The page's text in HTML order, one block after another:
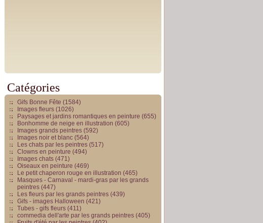
Catégories
Gifs Bonne Fête (1584)
Images fleurs (1026)
Paysages et jardins romantiques en peinture (655)
Bonhomme de neige en illustration (605)
Images grands peintres (592)
Images noir et blanc (564)
Les chats par les peintres (517)
Clowns en peinture (494)
Images chats (471)
Oiseaux en peinture (469)
Le petit chaperon rouge en illustration (465)
Masques - Carnaval - mardi-gras par les grands
peintres (447)
Les fleurs par les grands peintres (439)
Gifs - images Halloween (421)
Tubes - gifs fleurs (411)
commedia dell'arte par les grands peintres (405)